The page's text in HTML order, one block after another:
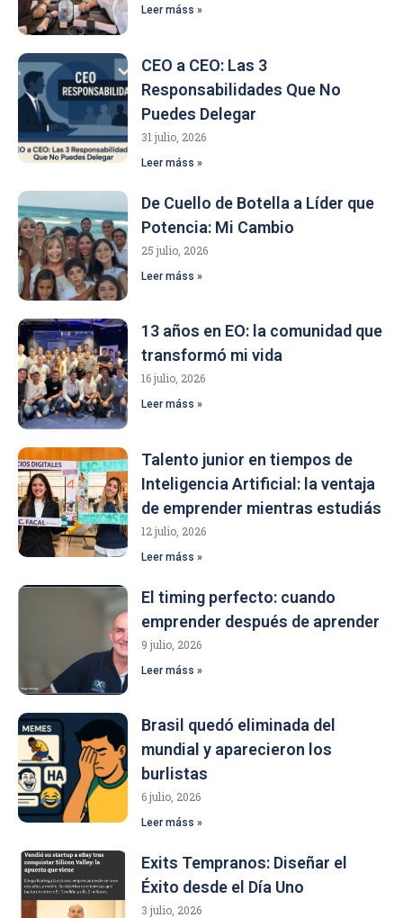
Leer máss »
CEO a CEO: Las 3
Responsabilidades Que No
Puedes Delegar
31 julio, 2026
Leer máss »
De Cuello de Botella a Líder que
Potencia: Mi Cambio
25 julio, 2026
Leer máss »
13 años en EO: la comunidad que
transformó mi vida
16 julio, 2026
Leer máss »
Talento junior en tiempos de
Inteligencia Artificial: la ventaja
de emprender mientras estudiás
12 julio, 2026
Leer máss »
El timing perfecto: cuando
emprender después de aprender
9 julio, 2026
Leer máss »
Brasil quedó eliminada del
mundial y aparecieron los
burlistas
6 julio, 2026
Leer máss »
Exits Tempranos: Diseñar el
Éxito desde el Día Uno
3 julio, 2026